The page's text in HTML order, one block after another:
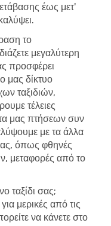
έως μετ'
το
μεγαλύτερη
προσφέρει
μας δίκτυο
ταξιδιών,
τέλειες
μας πτήσεων συν
με τα άλλα
όπως φθηνές
μεταφορές από το
ταξίδι σας;
μερικές από τις
να κάνετε στο